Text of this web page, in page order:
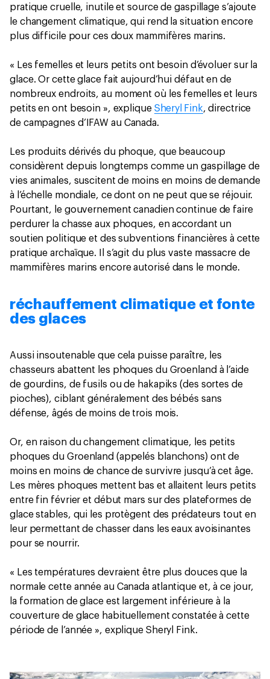
pratique cruelle, inutile et source de gaspillage s’ajoute
le changement climatique, qui rend la situation encore
plus difficile pour ces doux mammifères marins.
« Les femelles et leurs petits ont besoin d’évoluer sur la
glace. Or cette glace fait aujourd’hui défaut en de
nombreux endroits, au moment où les femelles et leurs
petits en ont besoin », explique Sheryl Fink, directrice
de campagnes d’IFAW au Canada.
Les produits dérivés du phoque, que beaucoup
considèrent depuis longtemps comme un gaspillage de
vies animales, suscitent de moins en moins de demande
à l’échelle mondiale, ce dont on ne peut que se réjouir.
Pourtant, le gouvernement canadien continue de faire
perdurer la chasse aux phoques, en accordant un
soutien politique et des subventions financières à cette
pratique archaïque. Il s’agit du plus vaste massacre de
mammifères marins encore autorisé dans le monde.
réchauffement climatique et fonte
des glaces
Aussi insoutenable que cela puisse paraître, les
chasseurs abattent les phoques du Groenland à l’aide
de gourdins, de fusils ou de hakapiks (des sortes de
pioches), ciblant généralement des bébés sans
défense, âgés de moins de trois mois.
Or, en raison du changement climatique, les petits
phoques du Groenland (appelés blanchons) ont de
moins en moins de chance de survivre jusqu’à cet âge.
Les mères phoques mettent bas et allaitent leurs petits
entre fin février et début mars sur des plateformes de
glace stables, qui les protègent des prédateurs tout en
leur permettant de chasser dans les eaux avoisinantes
pour se nourrir.
« Les températures devraient être plus douces que la
normale cette année au Canada atlantique et, à ce jour,
la formation de glace est largement inférieure à la
couverture de glace habituellement constatée à cette
période de l’année », explique Sheryl Fink.